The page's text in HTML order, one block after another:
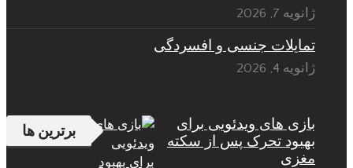
ژانویه 7, 2026
تمایلات جنسی و افسردگی
ژانویه 4, 2026
برترین ها
بازی های ویدئویی برای
بهبود تحرک پس از سکته
مغزی